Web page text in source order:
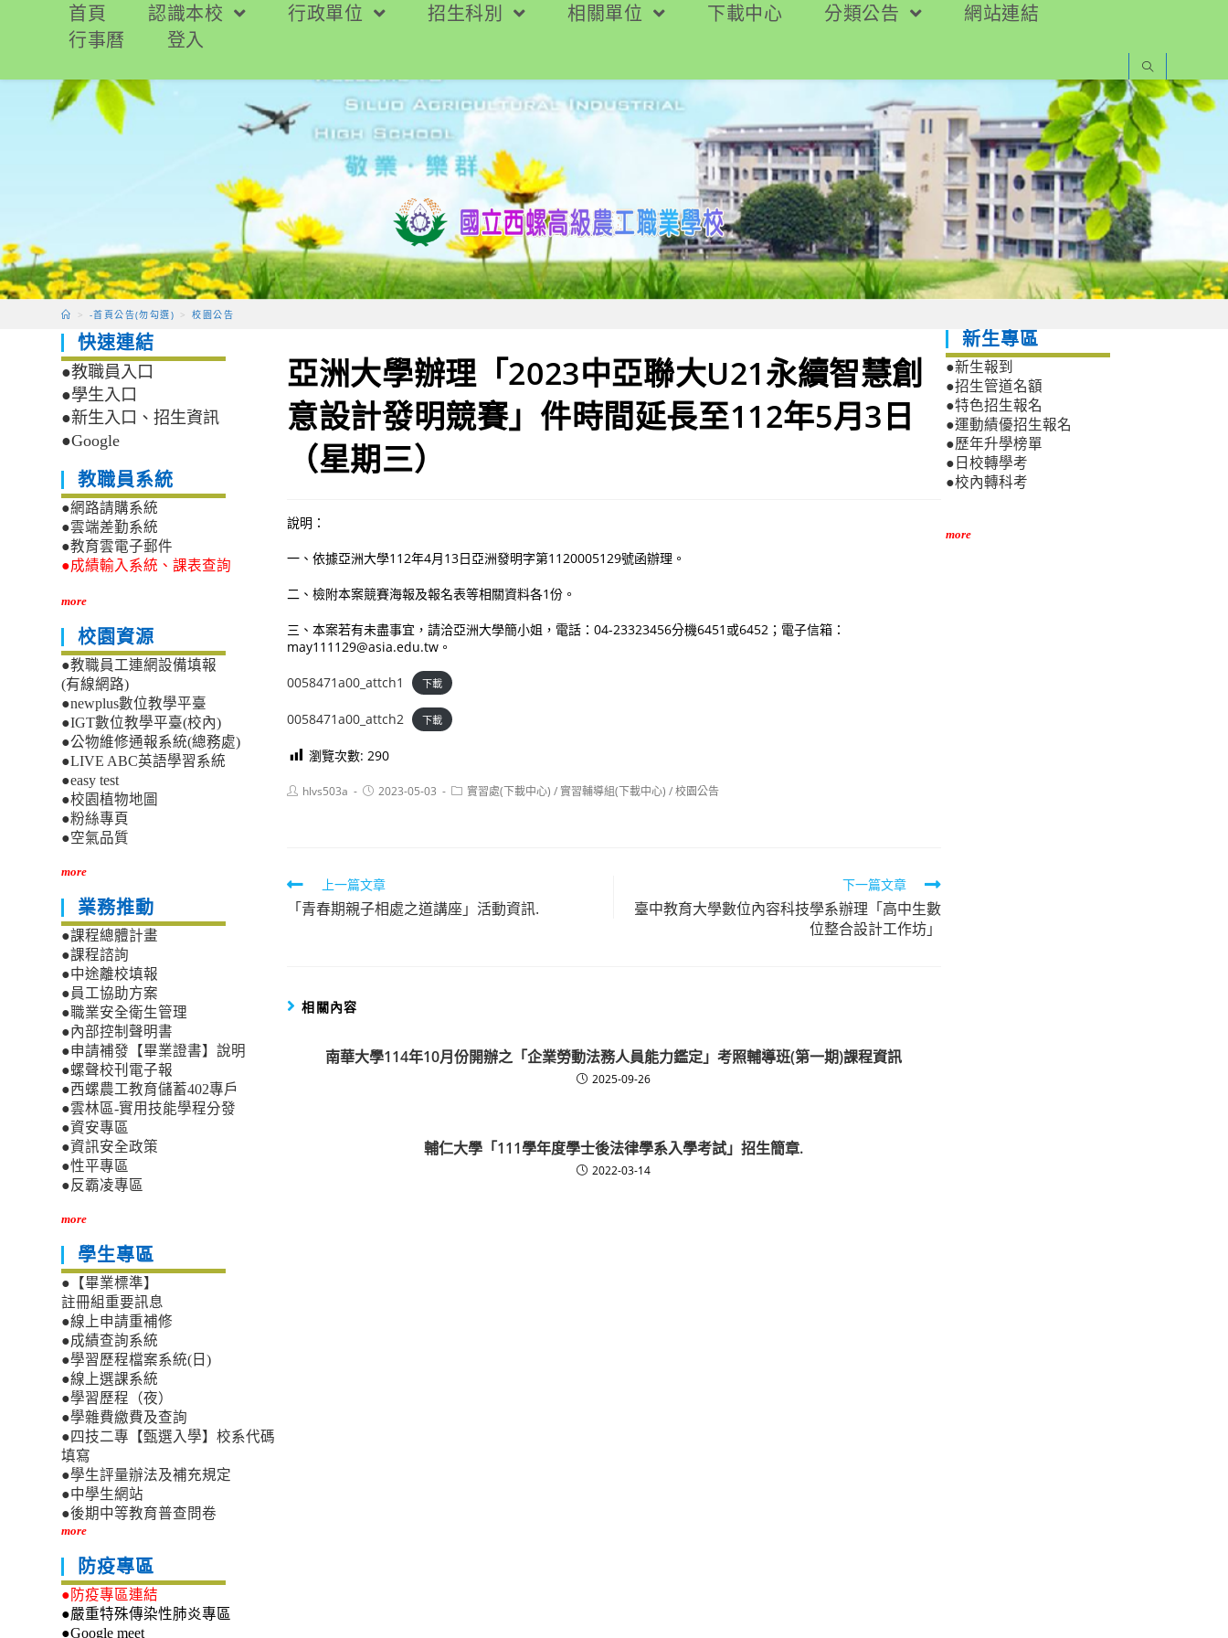
要
首頁 認識本校 行政單位 招生科別 相關單位 下載中心 分類公告
網站連結
行事曆
登入
> -首頁公告(勿勾選) > 校園公告
亞洲大學辦理「2023中亞聯大U21永續智慧創
意設計發明競賽」件時間延長至112年5月3日
（星期三）
說明：
一、依據亞洲大學112年4月13日亞洲發明字第1120005129號函辦理。
二、檢附本案競賽海報及報名表等相關資料各1份。
三、本案若有未盡事宜，請洽亞洲大學簡小姐，電話：04-23323456分機6451或6452；電子信箱：
may111129@asia.edu.tw。
0058471a00_attch1 下載
0058471a00_attch2 下載
瀏覽次數: 290
Posthlvs503a
Post2023-05-03
Post實習處(下載中心) / 實習輔導組(下載中心) /校園公告
Read
more
上一篇文章
「青春期親子相處之道講座」活動資訊.
下一篇文章
臺中教育大學數位內容科技學系辦理「高中生數
位整合設計工作坊」
相關內容
南華大學114年10月份開辦之「企業勞動法務人員能力鑑定」考照輔導班(第一期)課程資訊
2025-09-26
輔仁大學「111學年度學士後法律學系入學考試」招生簡章.
2022-03-14
快速連結
●教職員入口
●學生入口
●新生入口、招生資訊
●Google
教職員系統
●網路請購系統
●雲端差勤系統
●教育雲電子郵件
●成績輸入系統、課表查詢
more
校園資源
●教職員工連網設備填報
(有線網路)
●newplus數位教學平臺
●IGT數位教學平臺(校內)
●公物維修通報系統(總務處)
●LIVE ABC英語學習系統
●easy test
●校園植物地圖
●粉絲專頁
●空氣品質
more
業務推動
●課程總體計畫
●課程諮詢
●中途離校填報
●員工協助方案
●職業安全衛生管理
●內部控制聲明書
●申請補發【畢業證書】說明
●螺聲校刊電子報
●西螺農工教育儲蓄402專戶
●雲林區-實用技能學程分發
●資安專區
●資訊安全政策
●性平專區
●反霸凌專區
more
學生專區
●【畢業標準】
註冊組重要訊息
●線上申請重補修
●成績查詢系統
●學習歷程檔案系統(日)
●線上選課系統
●學習歷程（夜）
●學雜費繳費及查詢
●四技二專【甄選入學】校系代碼
填寫
●學生評量辦法及補充規定
●中學生網站
●後期中等教育普查問卷
more
防疫專區
●防疫專區連結
●嚴重特殊傳染性肺炎專區
●Google meet
新生專區
●新生報到
●招生管道名額
●特色招生報名
●運動績優招生報名
●歷年升學榜單
●日校轉學考
●校內轉科考
more